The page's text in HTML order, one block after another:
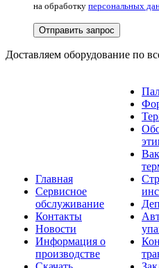
на обработку персональных
Отправить запрос
Доставляем оборудование по
Главная
Сервисное
обслуживание
Контакты
Новости
Информация о
производстве